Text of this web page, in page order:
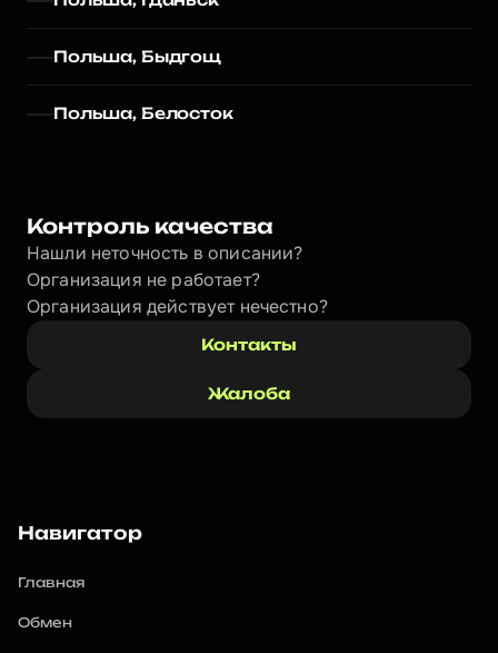
Польша, Быдгощ
Польша, Белосток
Контроль качества
Нашли неточность в описании?
Организация не работает?
Организация действует нечестно?
Контакты
Жалоба
Навигатор
Главная
Обмен